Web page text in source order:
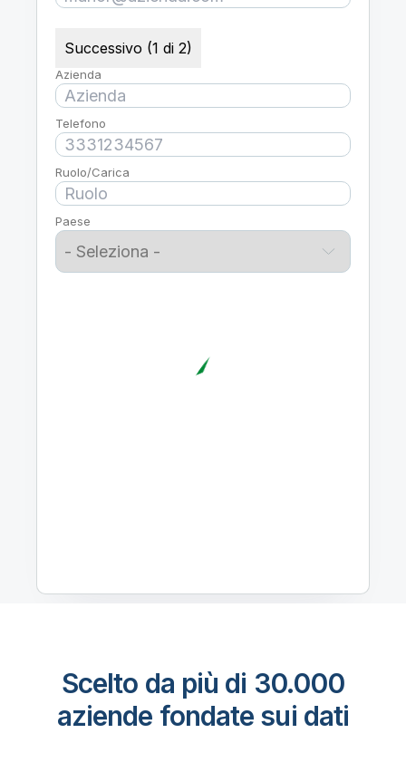
Successivo (1 di 2)
Azienda
Telefono
Ruolo/Carica
Paese
Scelto da più di 30.000
aziende fondate sui dati